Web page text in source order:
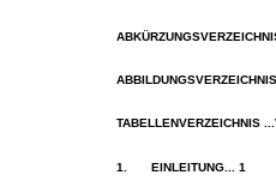
TABELLENVERZEICHNIS
1. EINLEITUNG... 1